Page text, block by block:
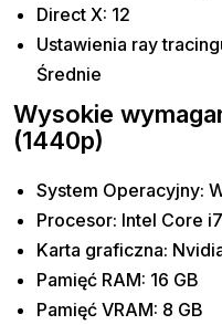
Direct X: 12
Ustawienia ray
Średnie
Wysokie
(1440p)
System Operacyjny:
Procesor: Intel Core
Karta graficzna:
Pamięć RAM: 16 GB
Pamięć VRAM: 8 GB